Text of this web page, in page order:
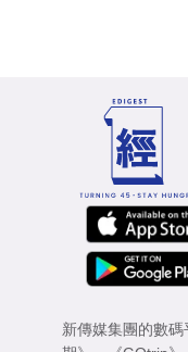
新傳媒集團的數